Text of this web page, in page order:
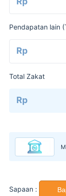
Pendapatan lain
Rp
Total Zakat
Rp
Sapaan :